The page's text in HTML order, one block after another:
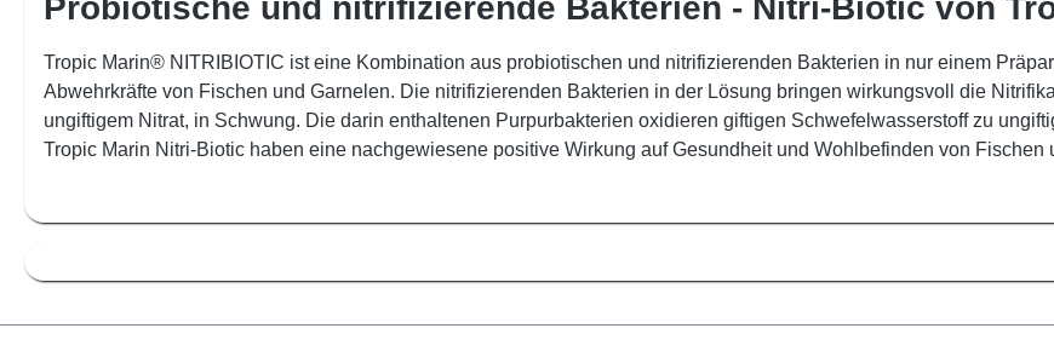
Probiotische und nitrifizierende Bakterien - Nitri-Biotic von
Tropic Marin® NITRIBIOTIC ist eine Kombination aus probiotischen und nitrifizierenden Bakterien in nur einem
Abwehrkräfte von Fischen und Garnelen. Die nitrifizierenden Bakterien in der Lösung bringen wirkungsvoll die
ungiftigem Nitrat, in Schwung. Die darin enthaltenen Purpurbakterien oxidieren giftigen Schwefelwasserstoff zu
Tropic Marin Nitri-Biotic haben eine nachgewiesene positive Wirkung auf Gesundheit und Wohlbefinden von Fischen